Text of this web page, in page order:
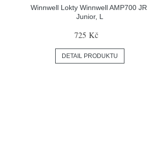
Winnwell Lokty Winnwell AMP700 JR,
Junior, L
725 Kč
DETAIL PRODUKTU